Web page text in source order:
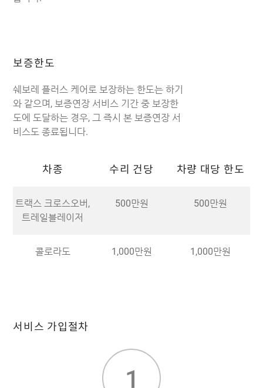
보증한도
쉐보레 플러스 케어로 보장하는 한도는 하기
와 같으며, 보증연장 서비스 기간 중 보장한
도에 도달하는 경우, 그 즉시 본 보증연장 서
비스도 종료됩니다.
차종 수리 건당 차량 대당 한도
트랙스 크로스오버,
트레일블레이저
500만원 500만원
콜로라도 1,000만원 1,000만원
서비스 가입절차